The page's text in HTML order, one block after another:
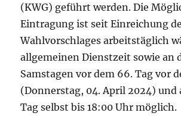
(KWG) geführt werden. Die
Eintragung ist seit Einreichung
Wahlvorschlages arbeitstäglich
allgemeinen Dienstzeit sowie an
Samstagen vor dem 66. Tag vor
(Donnerstag, 04. April 2024) und
Tag selbst bis 18:00 Uhr möglich.